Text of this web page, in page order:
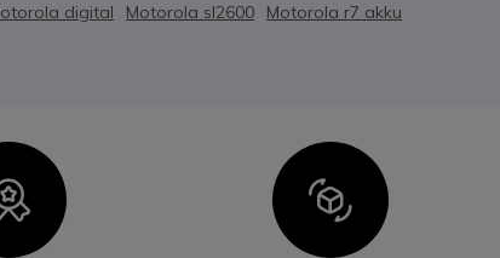
digital Motorola sl2600 Motorola r7 akku
Icon Icon